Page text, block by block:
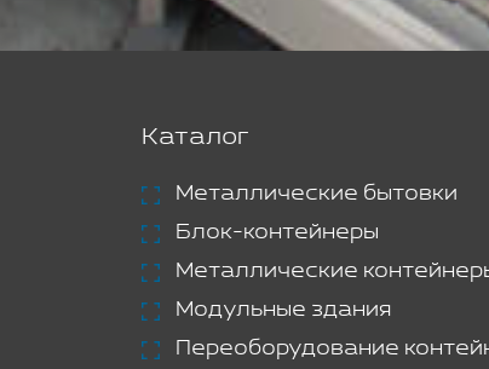
Каталог
Металлические бытовки
Блок-контейнеры
Металлические
Модульные здания
Переоборудование